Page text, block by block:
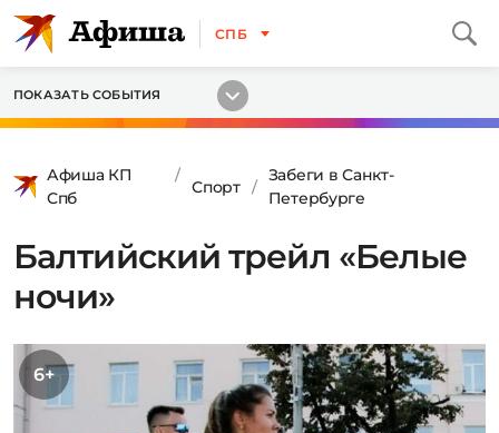
СПБ
ПОКАЗАТЬ СОБЫТИЯ
Афиша КП
Спб
Спорт
Забеги в Санкт-
Петербурге
Балтийский трейл «Белые
ночи»
6+